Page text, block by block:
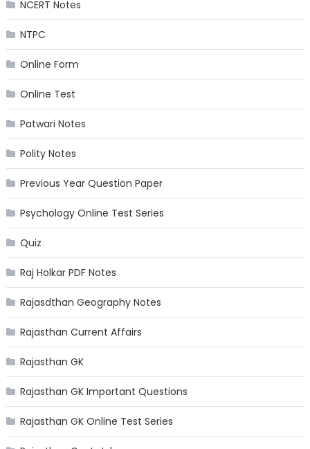
NCERT Notes
NTPC
Online Form
Online Test
Patwari Notes
Polity Notes
Previous Year Question Paper
Psychology Online Test Series
Quiz
Raj Holkar PDF Notes
Rajasdthan Geography Notes
Rajasthan Current Affairs
Rajasthan GK
Rajasthan GK Important Questions
Rajasthan GK Online Test Series